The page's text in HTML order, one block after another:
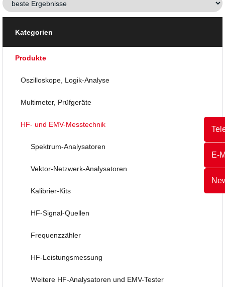
E-
Kategorien
Produkte
Oszilloskope, Logik-Analyse
Multimeter, Prüfgeräte
HF- und EMV-Messtechnik
Spektrum-Analysatoren
Vektor-Netzwerk-Analysatoren
Kalibrier-Kits
HF-Signal-Quellen
Frequenzzähler
HF-Leistungsmessung
Weitere HF-Analysatoren und EMV-Tester